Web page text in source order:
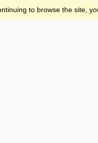
to browse the site,